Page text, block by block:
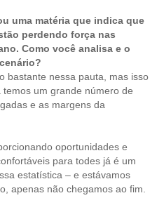
uma matéria que indica que
perdendo força nas
Como você analisa e o
bastante nessa pauta, mas isso
um grande número de
e as margens da
oportunidades e
para todes já é um
estatística – e estávamos
apenas não chegamos ao fim.